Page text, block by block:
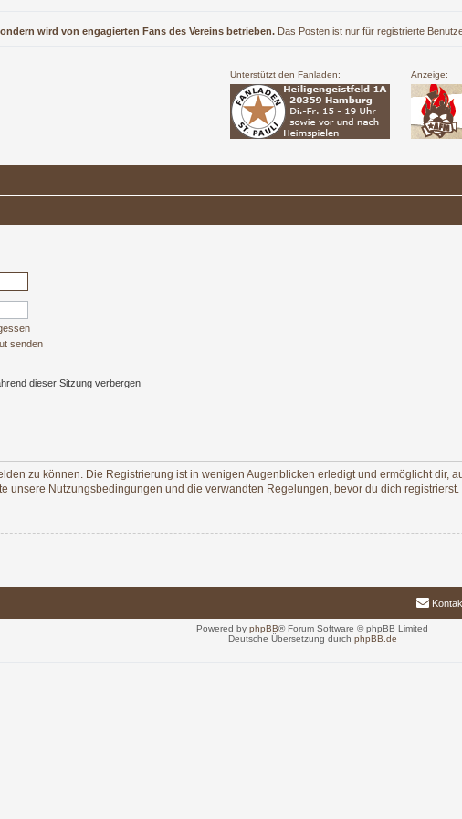
wird von engagierten Fans des Vereins betrieben. Das Posten ist nur für registrierte
Unterstützt den Fanladen: Anzeige:
senden
dieser Sitzung verbergen
zu können. Die Registrierung ist in wenigen Augenblicken erledigt und ermöglicht
unsere Nutzungsbedingungen und die verwandten Regelungen, bevor du dich
Powered by phpBB® Forum Software © phpBB Limited
Deutsche Übersetzung durch phpBB.de